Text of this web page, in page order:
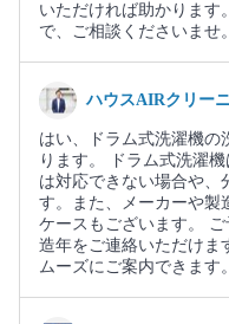
いただければ助かります
で、ご相談くださいませ。
ハウスAIRクリー
はい、ドラム式洗濯機の
ります。 ドラム式洗濯
は対応できない場合や、
す。また、メーカーや製
ケースもございます。
造年をご連絡いただけま
ムーズにご案内できます。